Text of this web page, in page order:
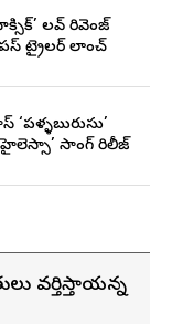
లవ్ రివెంజ్
ట్రైలర్ లాంచ్
‘పళ్ళబురుసు’
సాంగ్ రిలీజ్
వర్తిస్తాయన్న